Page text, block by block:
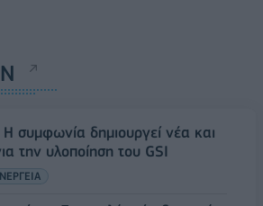
συμφωνία δημιουργεί νέα και
την υλοποίηση του GSI